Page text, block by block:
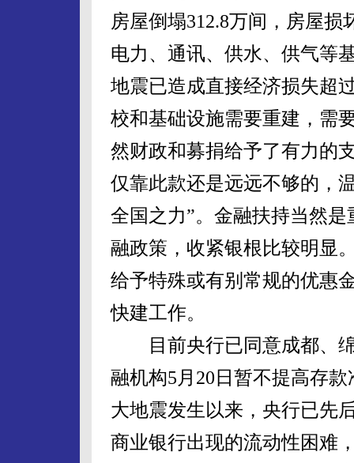
房屋倒塌312.8万间，房屋损
电力、通讯、供水、供气等
地震已造成直接经济损失超
校和基础设施需要重建，需
然财政和募捐给予了有力的
仅靠此款还是远远不够的，
全国之力”。金融扶持当然
融政策，收紧银根比较明显
给予特殊或有别常规的优惠
快建工作。
目前央行已同意成都、绵
融机构5月20日暂不提高存
大地震发生以来，央行已先
商业银行出现的流动性困难